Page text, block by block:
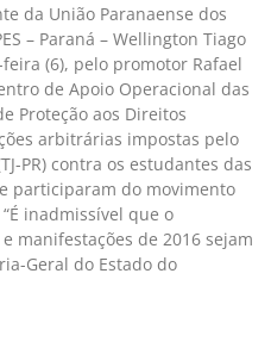
da União Paranaense dos
– Paraná – Wellington Tiago
(6), pelo promotor Rafael
de Apoio Operacional das
Proteção aos Direitos
arbitrárias impostas pelo
PR) contra os estudantes das
participaram do movimento
inadmissível que o
manifestações de 2016 sejam
Geral do Estado do